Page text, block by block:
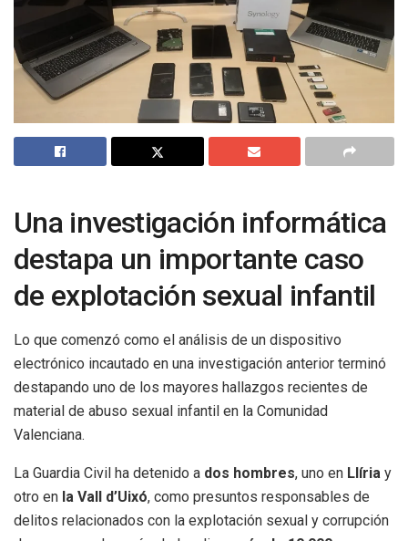
Una investigación informática
destapa un importante caso
de explotación sexual infantil
Lo que comenzó como el análisis de un dispositivo
electrónico incautado en una investigación anterior terminó
destapando uno de los mayores hallazgos recientes de
material de abuso sexual infantil en la Comunidad
Valenciana.
La Guardia Civil ha detenido a dos hombres, uno en Llíria y
otro en la Vall d’Uixó, como presuntos responsables de
delitos relacionados con la explotación sexual y corrupción